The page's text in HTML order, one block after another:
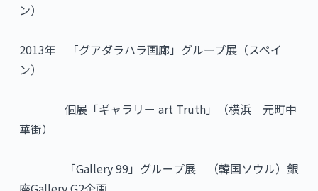
ン）
2013年 「グアダラハラ画廊」グループ展（スペイ
ン）
個展「ギャラリー art Truth」（横浜 元町中
華街）
「Gallery 99」グループ展 （韓国ソウル）銀